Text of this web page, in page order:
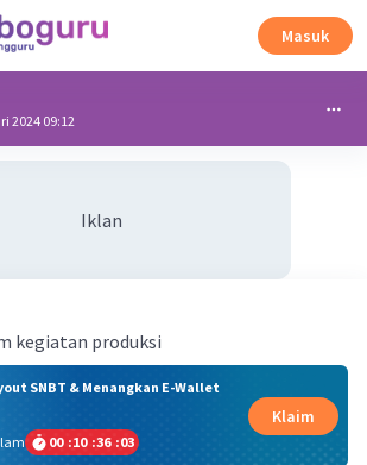
Masuk
2024 09:12
Iklan
kegiatan produksi
SNBT & Menangkan E-Wallet
00 :10 :36 :03
Klaim